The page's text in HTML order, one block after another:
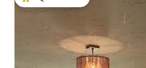
गेस्ट्स का टॉप फ़ेवरेट